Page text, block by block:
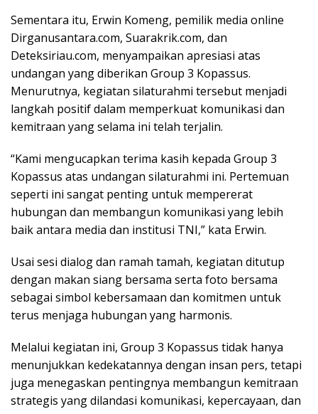
Sementara itu, Erwin Komeng, pemilik media online
Dirganusantara.com, Suarakrik.com, dan
Deteksiriau.com, menyampaikan apresiasi atas
undangan yang diberikan Group 3 Kopassus.
Menurutnya, kegiatan silaturahmi tersebut menjadi
langkah positif dalam memperkuat komunikasi dan
kemitraan yang selama ini telah terjalin.
“Kami mengucapkan terima kasih kepada Group 3
Kopassus atas undangan silaturahmi ini. Pertemuan
seperti ini sangat penting untuk mempererat
hubungan dan membangun komunikasi yang lebih
baik antara media dan institusi TNI,” kata Erwin.
Usai sesi dialog dan ramah tamah, kegiatan ditutup
dengan makan siang bersama serta foto bersama
sebagai simbol kebersamaan dan komitmen untuk
terus menjaga hubungan yang harmonis.
Melalui kegiatan ini, Group 3 Kopassus tidak hanya
menunjukkan kedekatannya dengan insan pers, tetapi
juga menegaskan pentingnya membangun kemitraan
strategis yang dilandasi komunikasi, kepercayaan, dan